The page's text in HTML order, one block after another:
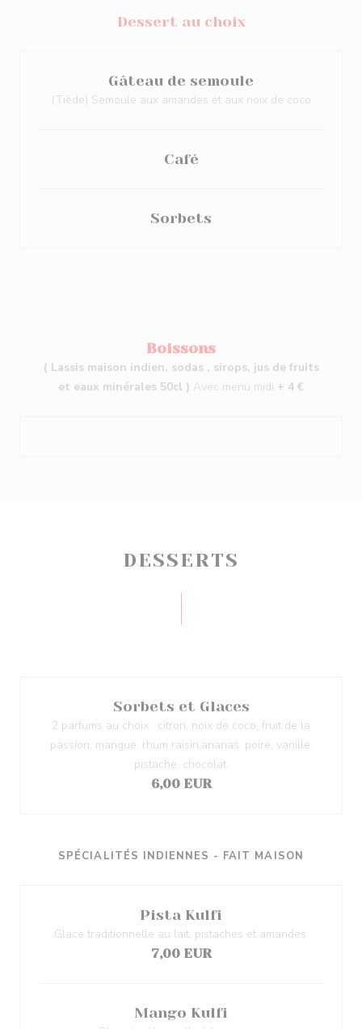
Dessert au choix
Gâteau de semoule
(Tiède) Semoule aux amandes et aux noix de coco
Café
Sorbets
Boissons
( Lassis maison indien, sodas , sirops, jus de fruits
et eaux minérales 50cl ) Avec menu midi + 4 €
DESSERTS
Sorbets et Glaces
2 parfums au choix : citron, noix de coco, fruit de la
passion, mangue, rhum raisin,ananas, poire, vanille,
pistache, chocolat.
6,00 EUR
SPÉCIALITÉS INDIENNES - FAIT MAISON
Pista Kulfi
Glace traditionnelle au lait, pistaches et amandes.
7,00 EUR
Mango Kulfi